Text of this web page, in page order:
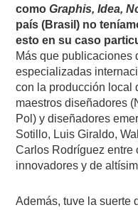
comoGraphis, Idea,
país (Brasil) no
esto en su caso
Más que publicaciones
especializadas
con la producción local
maestros diseñadores
Pol) y diseñadores
Sotillo, Luis Giraldo,
Carlos Rodríguez entre
innovadores y de
Además, tuve la suerte